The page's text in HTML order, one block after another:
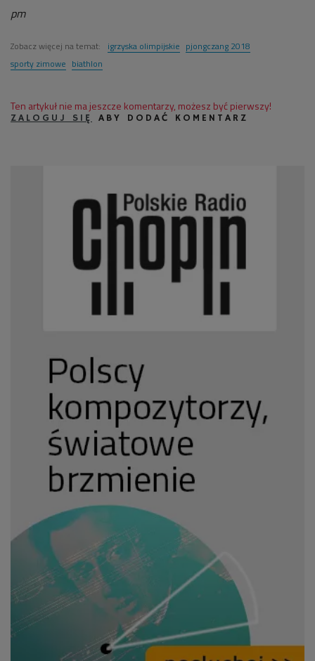
pm
Zobacz więcej na temat: igrzyska olimpijskie pjongczang 2018
sporty zimowe biathlon
Ten artykuł nie ma jeszcze komentarzy, możesz być pierwszy!
ZALOGUJ SIĘ ABY DODAĆ KOMENTARZ